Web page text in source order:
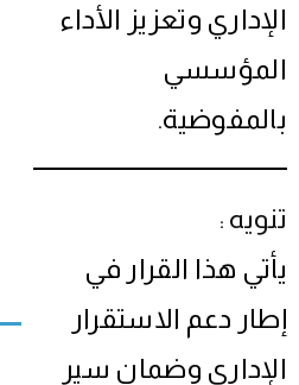
الإداري وتعزيز الأداء
المؤسسي
بالمفوضية.
تنويه :
يأتي هذا القرار في
إطار دعم الاستقرار
الإداري وضمان سير